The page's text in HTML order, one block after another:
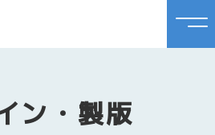
ン・製版